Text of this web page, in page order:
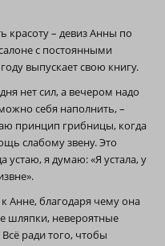
красоту – девиз Анны по
с постоянными
выпускает свою книгу.
нет сил, а вечером надо
себя наполнить, –
принцип грибницы, когда
слабому звену. Это
устаю, я думаю: «Я устала, у
Анне, благодаря чему она
шляпки, невероятные
ради того, чтобы